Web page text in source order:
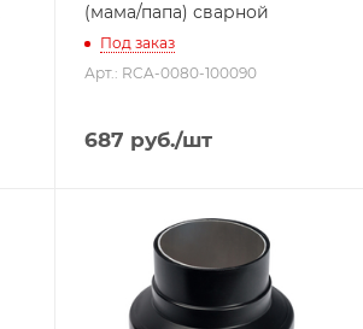
(мама/папа) сварной
Под заказ
Арт.: RCA-0080-100090
687 руб./шт